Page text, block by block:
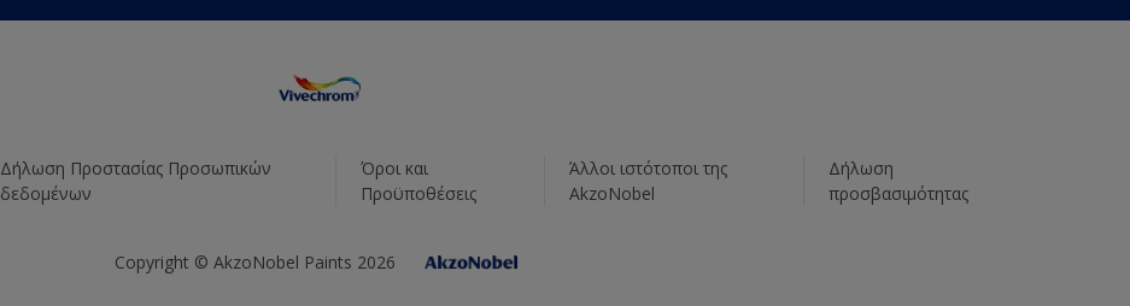
Δήλωση Προστασίας Προσωπικών
δεδομένων
Όροι και
Προϋποθέσεις
Άλλοι ιστότοποι της
AkzoNobel
Δήλωση
προσβασιμότητας
Copyright © AkzoNobel Paints 2026